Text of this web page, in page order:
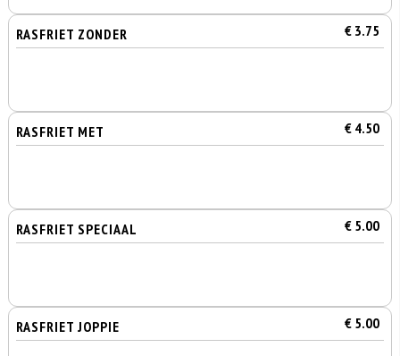
RASFRIET ZONDER € 3.75
RASFRIET MET € 4.50
RASFRIET SPECIAAL € 5.00
RASFRIET JOPPIE € 5.00